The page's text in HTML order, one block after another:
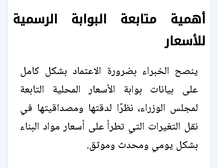
أهمية متابعة البوابة الرسمية
للأسعار
ينصح الخبراء بضرورة الاعتماد بشكل كامل
على بيانات بوابة الأسعار المحلية التابعة
لمجلس الوزراء، نظرًا لدقتها ومصداقيتها في
نقل التغيرات التي تطرأ على أسعار مواد البناء
بشكل يومي ومحدث وموثق.